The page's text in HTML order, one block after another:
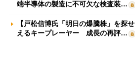
端半導体の製造に不可欠な検査装…
【戸松信博氏「明日の爆騰株」を探
えるキープレーヤー 成長の再評…